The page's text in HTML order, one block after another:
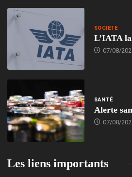
SOCIÉTÉ
L’IATA
07/08/
SANTÉ
Alerte
07/08/
Les liens importants